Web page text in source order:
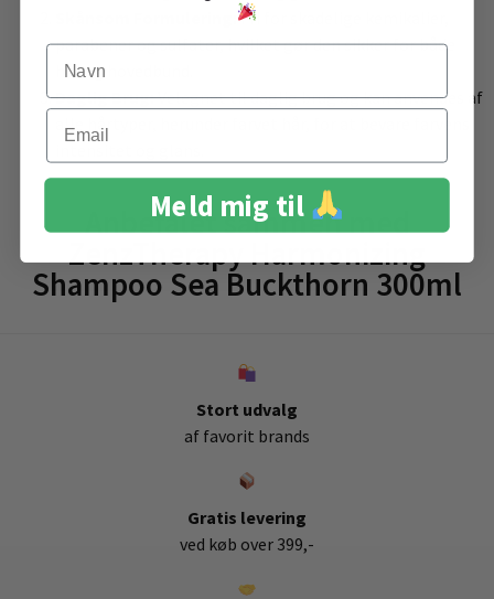
Fri for skadelige kemikalier,
parabener og sulfater, hvilket gør den sikker for både
hår og hovedbund.
Daglig Brug:Velegnet til daglig brug og kan anvendes af
alle hårtyper, herunder farvet hår, for at bevare farvens
Anbefalet sammen med
ZenzTherapy Harmonizing
Shampoo Sea Buckthorn 300ml
Stort udvalg
af favorit brands
Gratis levering
ved køb over 399,-
Navn
Email
Meld mig til